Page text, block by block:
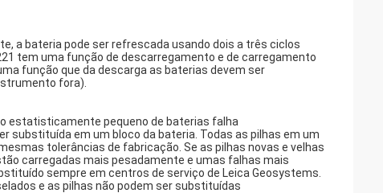
a bateria pode ser refrescada usando dois a três ciclos
tem uma função de descarregamento e de carregamento
função que da descarga as baterias devem ser
fora).
estatisticamente pequeno de baterias falha
substituída em um bloco da bateria. Todas as pilhas em um
tolerâncias de fabricação. Se as pilhas novas e velhas
carregadas mais pesadamente e umas falhas mais
sempre em centros de serviço de Leica Geosystems.
e as pilhas não podem ser substituídas